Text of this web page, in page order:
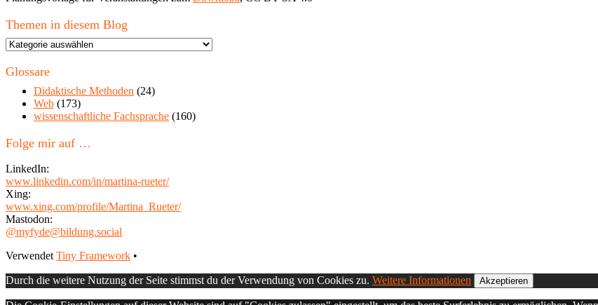
Themen in diesem Blog
Themen
diesem
Glossare
Didaktische Methoden (24)
Web (173)
wissenschaftliche Fachsprache (160)
Folge mir auf …
LinkedIn:
www.linkedin.com/in/martina-rueter/
Xing:
www.xing.com/profile/Martina_Rueter/
Mastodon:
@myfyde@bildung.social
Footer
Inhalt
Verwendet Tiny Framework •
Durch die weitere Nutzung der Seite stimmst du der Verwendung von Cookies zu. Weitere Informationen Akzeptieren